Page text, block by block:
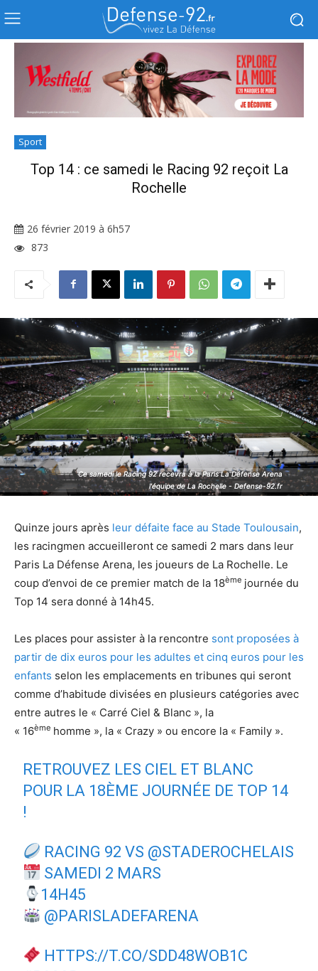
Sport
Top 14 : ce samedi le Racing 92 reçoit La
Rochelle
26 février 2019 à 6h57
873
Ce samedi le Racing 92 recevra à la Paris La Défense Arena
l'équipe de La Rochelle - Defense-92.fr
Ce samedi le Racing 92 recevra à la Paris La Défense Arena
l'équipe de La Rochelle - Defense-92.fr
Quinze jours après leur défaite face au Stade Toulousain,
les racingmen accueilleront ce samedi 2 mars dans leur
Paris La Défense Arena, les joueurs de La Rochelle. Le
coup d’envoi de ce premier match de la 18ème journée du
Top 14 sera donné à 14h45.
Les places pour assister à la rencontre sont proposées à
partir de dix euros pour les adultes et cinq euros pour les
enfants selon les emplacements en tribunes qui seront
comme d’habitude divisées en plusieurs catégories avec
entre autres le « Carré Ciel & Blanc », la
« 16ème homme », la « Crazy » ou encore la « Family ».
RETROUVEZ LES CIEL ET BLANC
POUR LA 18ÈME JOURNÉE DE TOP 14
!
RACING 92 VS @STADEROCHELAIS
SAMEDI 2 MARS
14H45
@PARISLADEFARENA
HTTPS://T.CO/SDD48WOB1C